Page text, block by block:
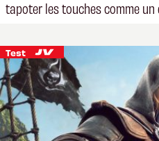
tapoter les touches comme un
Test